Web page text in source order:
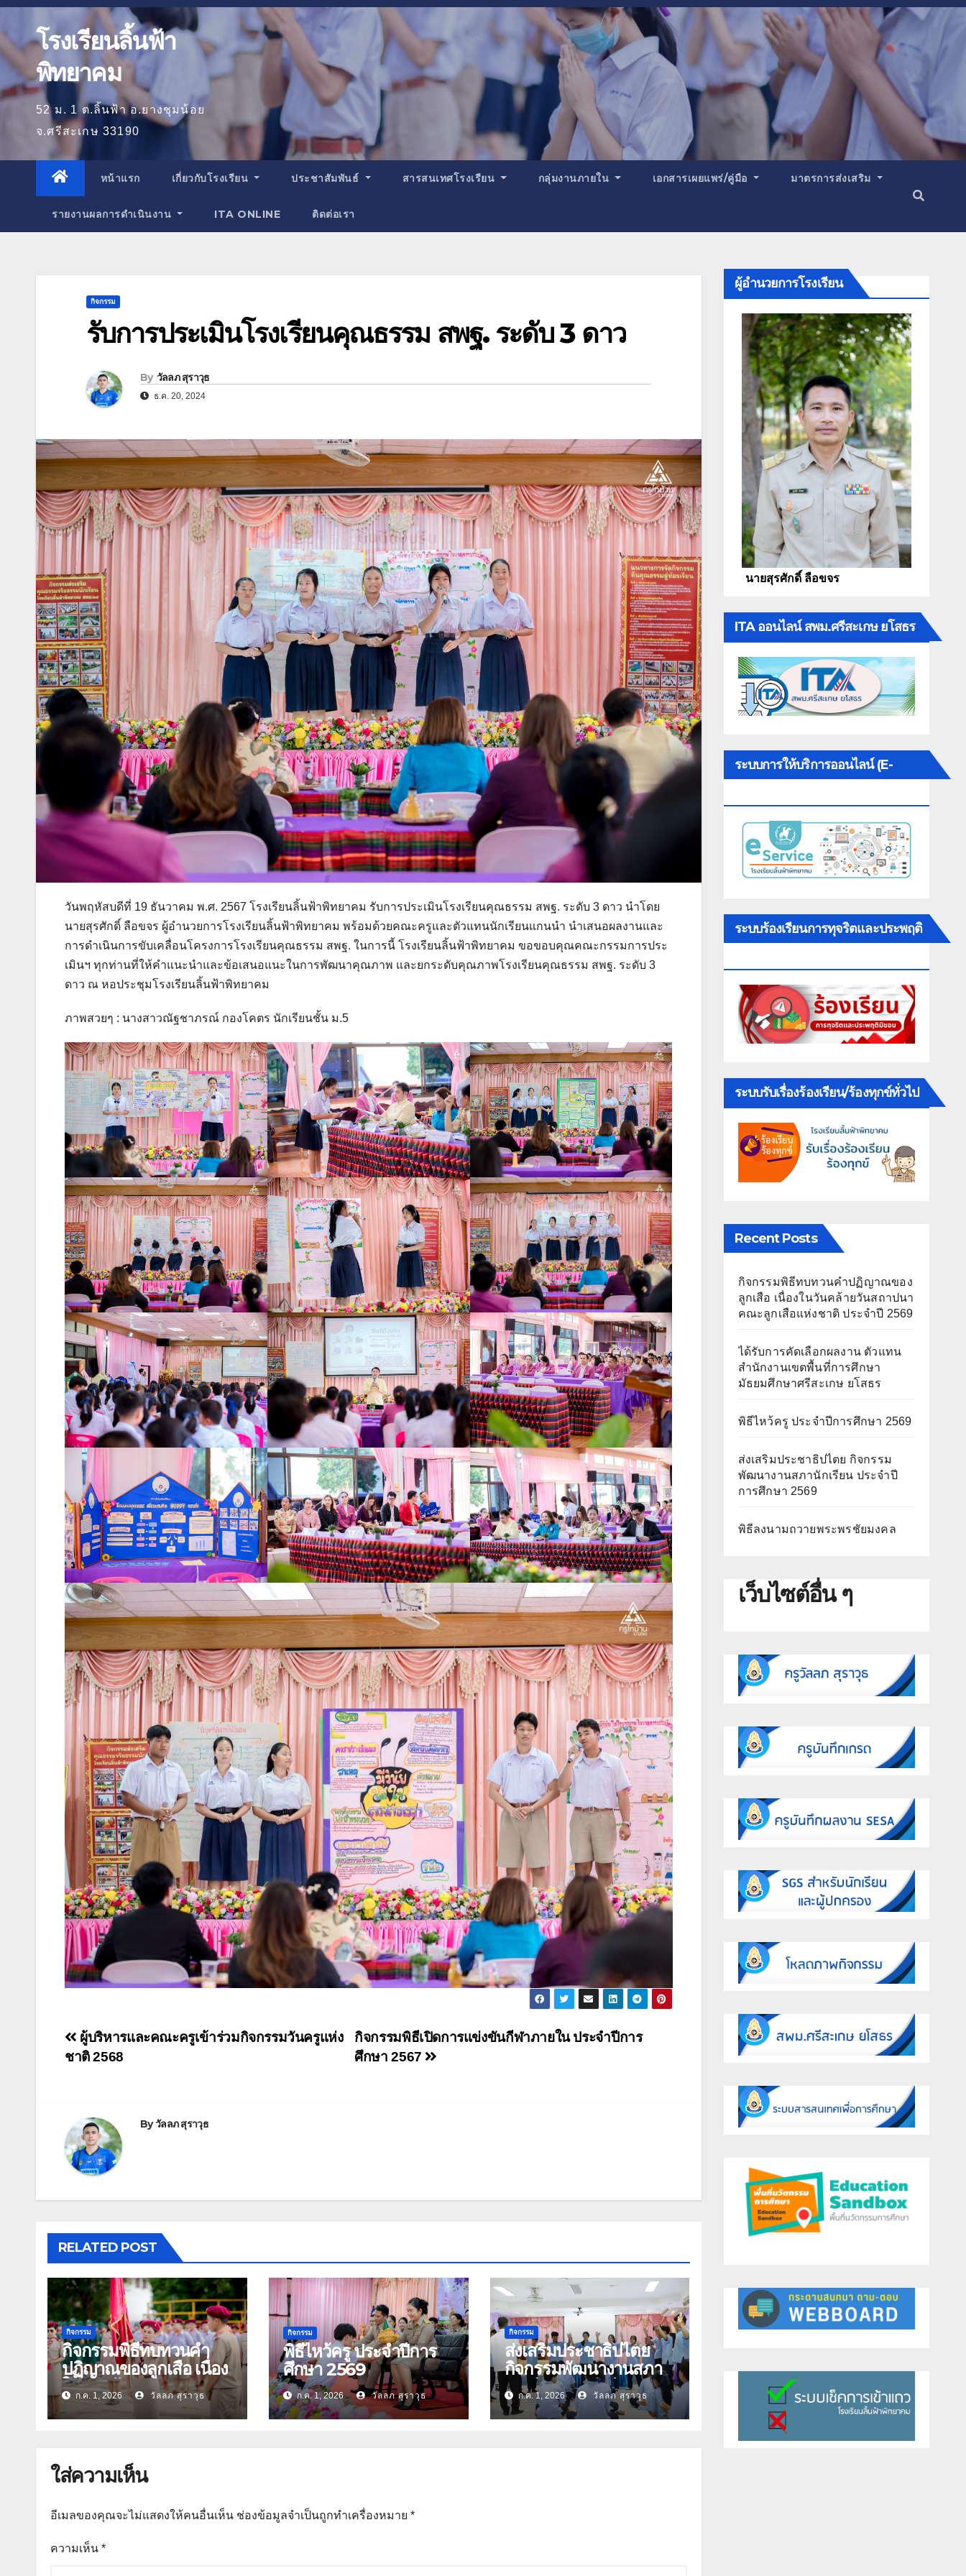
โรงเรียนลิ้นฟ้า
พิทยาคม
52 ม. 1 ต.ลิ้นฟ้า อ.ยางชุมน้อย
จ.ศรีสะเกษ 33190
หน้าแรก เกี่ยวกับโรงเรียน ประชาสัมพันธ์ สารสนเทศโรงเรียน กลุ่มงานภายใน เอกสารเผยแพร่/คู่มือ มาตรการส่งเสริม
รายงานผลการดำเนินงาน ITA ONLINE ติดต่อเรา
กิจกรรม
รับการประเมินโรงเรียนคุณธรรม สพฐ. ระดับ 3 ดาว
By วัลลภ สุราวุธ
ธ.ค. 20, 2024
วันพฤหัสบดีที่ 19 ธันวาคม พ.ศ. 2567 โรงเรียนลิ้นฟ้าพิทยาคม รับการประเมินโรงเรียนคุณธรรม สพฐ. ระดับ 3 ดาว นำโดย
นายสุรศักดิ์ ลือขจร ผู้อำนวยการโรงเรียนลิ้นฟ้าพิทยาคม พร้อมด้วยคณะครูและตัวแทนนักเรียนแกนนำ นำเสนอผลงานและ
การดำเนินการขับเคลื่อนโครงการโรงเรียนคุณธรรม สพฐ. ในการนี้ โรงเรียนลิ้นฟ้าพิทยาคม ขอขอบคุณคณะกรรมการประ
เมินฯ ทุกท่านที่ให้คำแนะนำและข้อเสนอแนะในการพัฒนาคุณภาพ และยกระดับคุณภาพโรงเรียนคุณธรรม สพฐ. ระดับ 3
ดาว ณ หอประชุมโรงเรียนลิ้นฟ้าพิทยาคม
ภาพสวยๆ : นางสาวณัฐชาภรณ์ กองโคตร นักเรียนชั้น ม.5
กิจกรรมพิธีเปิดการแข่งขันกีฬาภายใน ประจำปีการ
ศึกษา 2567
ผู้บริหารและคณะครูเข้าร่วมกิจกรรมวันครูแห่ง
ชาติ 2568
Byวัลลภ สุราวุธ
RELATED POST
กิจกรรม
กิจกรรมพิธีทบทวนคำ
ปฏิญาณของลูกเสือ เนื่อง
ในวันคล้ายวันสถาปนา
คณะลูกเสือแห่งชาติ
ประจำปี 2569
ก.ค. 1, 2026 วัลลภ สุราวุธ
กิจกรรม
พิธีไหว้ครู ประจำปีการ
ศึกษา 2569
ก.ค. 1, 2026 วัลลภ สุราวุธ
กิจกรรม
ส่งเสริมประชาธิปไตย
กิจกรรมพัฒนางานสภา
นักเรียน ประจำปีการ
ศึกษา 2569
ก.ค. 1, 2026 วัลลภ สุราวุธ
ใส่ความเห็น
อีเมลของคุณจะไม่แสดงให้คนอื่นเห็น ช่องข้อมูลจำเป็นถูกทำเครื่องหมาย *
ความเห็น *
ผู้อำนวยการโรงเรียน
นายสุรศักดิ์ ลือขจร
ITA ออนไลน์ สพม.ศรีสะเกษ ยโสธร
ระบบการให้บริการออนไลน์ (E-
ระบบร้องเรียนการทุจริตและประพฤติ
ระบบรับเรื่องร้องเรียน/ร้องทุกข์ทั่วไป
Recent Posts
กิจกรรมพิธีทบทวนคำปฏิญาณของ
ลูกเสือ เนื่องในวันคล้ายวันสถาปนา
คณะลูกเสือแห่งชาติ ประจำปี 2569
ได้รับการคัดเลือกผลงาน ตัวแทน
สำนักงานเขตพื้นที่การศึกษา
มัธยมศึกษาศรีสะเกษ ยโสธร
พิธีไหว้ครู ประจำปีการศึกษา 2569
ส่งเสริมประชาธิปไตย กิจกรรม
พัฒนางานสภานักเรียน ประจำปี
การศึกษา 2569
พิธีลงนามถวายพระพรชัยมงคล
เว็บไซต์อื่น ๆ